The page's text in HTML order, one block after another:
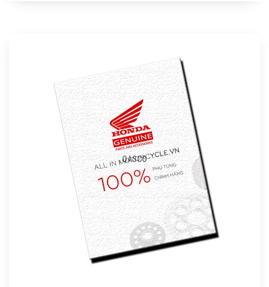
QASCO